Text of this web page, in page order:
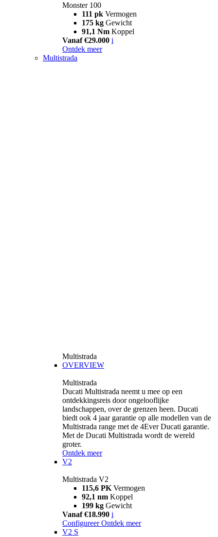
Monster 100
111 pk Vermogen
175 kg Gewicht
91,1 Nm Koppel
Vanaf €29.000 i
Ontdek meer
Multistrada
Multistrada
OVERVIEW
Multistrada
Ducati Multistrada neemt u mee op een
ontdekkingsreis door ongelooflijke
landschappen, over de grenzen heen. Ducati
biedt ook 4 jaar garantie op alle modellen van de
Multistrada range met de 4Ever Ducati garantie.
Met de Ducati Multistrada wordt de wereld
groter.
Ontdek meer
V2
Multistrada V2
115,6 PK Vermogen
92,1 nm Koppel
199 kg Gewicht
Vanaf €18.990 i
Configureer Ontdek meer
V2 S